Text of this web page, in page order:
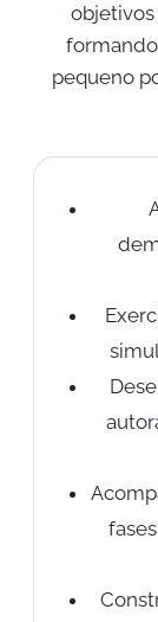
objetivos
pequeno